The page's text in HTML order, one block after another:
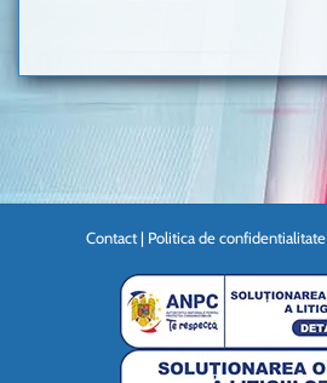
Contact | Politica de confidentialitate